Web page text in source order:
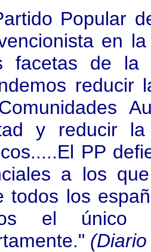
Popular
en
facetas de la
reducir
y reducir
PP
a los
todos los
el único